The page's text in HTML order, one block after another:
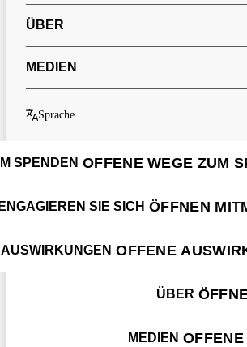
ÜBER
MEDIEN
Sprache
SPENDEN OFFENE WEGE ZUM
SIE SICH ÖFFNEN
AUSWIRKUNGEN OFFENE
ÜBER
MEDIEN